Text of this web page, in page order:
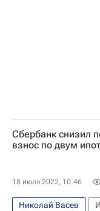
Сбербанк снизил
взнос по двум
18 июля 2022, 10:46
Николай Васев